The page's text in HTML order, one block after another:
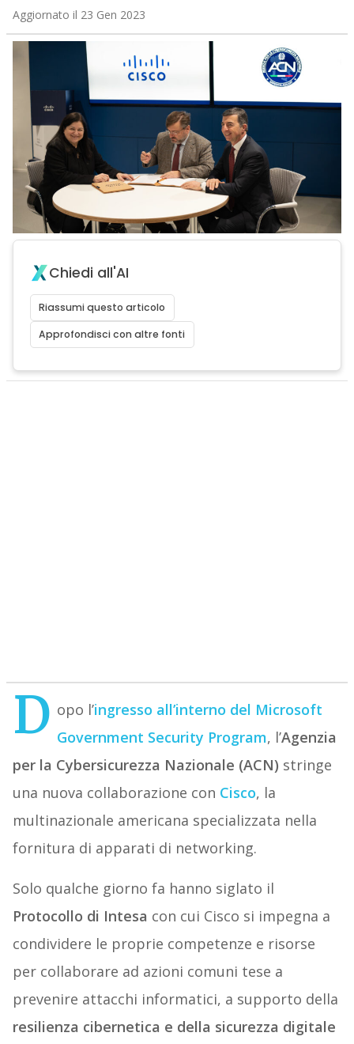
Aggiornato il 23 Gen 2023
Chiedi all'AI
Riassumi questo articolo
Approfondisci con altre fonti
D opo l’ingresso all’interno del Microsoft
Government Security Program, l’Agenzia
per la Cybersicurezza Nazionale (ACN) stringe
una nuova collaborazione con Cisco, la
multinazionale americana specializzata nella
fornitura di apparati di networking.
Solo qualche giorno fa hanno siglato il
Protocollo di Intesa con cui Cisco si impegna a
condividere le proprie competenze e risorse
per collaborare ad azioni comuni tese a
prevenire attacchi informatici, a supporto della
resilienza cibernetica e della sicurezza digitale